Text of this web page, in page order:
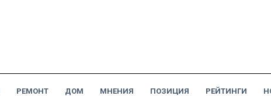
РЕМОНТ ДОМ МНЕНИЯ ПОЗИЦИЯ РЕЙТИНГИ